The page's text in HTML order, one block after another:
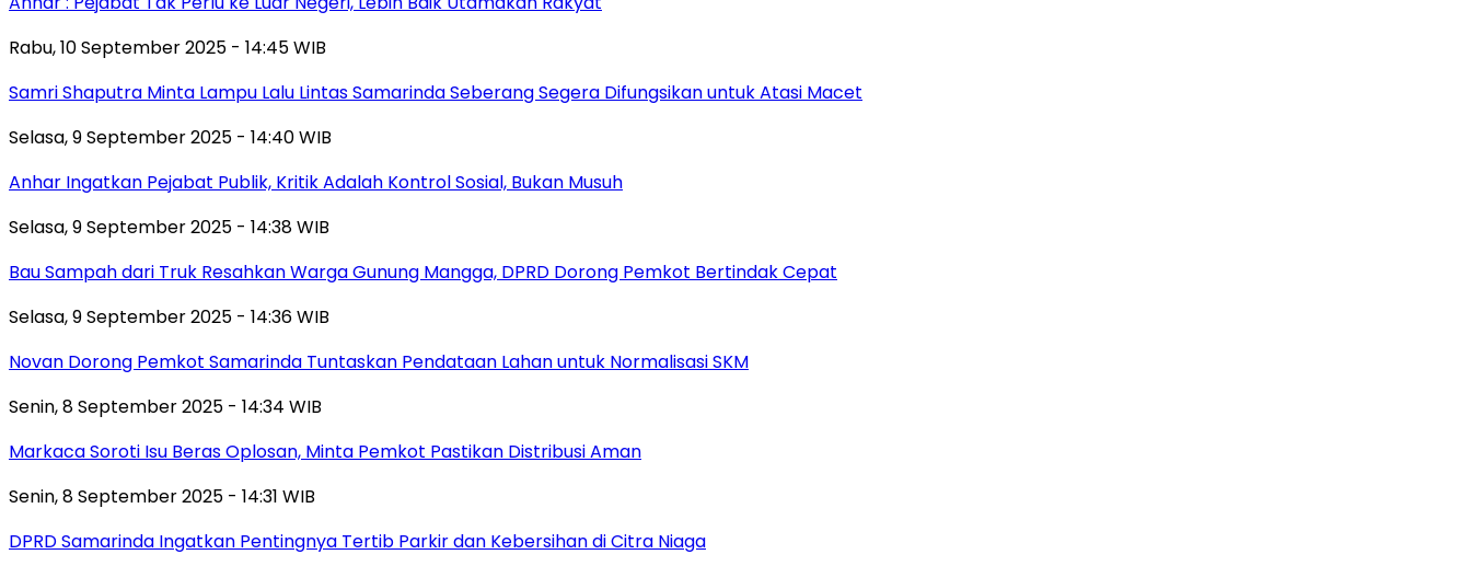
Rabu, 10 September 2025 - 14:45 WIB
Samri Shaputra Minta Lampu Lalu Lintas Samarinda Seberang Segera Difungsikan untuk Atasi Macet
Selasa, 9 September 2025 - 14:40 WIB
Anhar Ingatkan Pejabat Publik, Kritik Adalah Kontrol Sosial, Bukan Musuh
Selasa, 9 September 2025 - 14:38 WIB
Bau Sampah dari Truk Resahkan Warga Gunung Mangga, DPRD Dorong Pemkot Bertindak Cepat
Selasa, 9 September 2025 - 14:36 WIB
Novan Dorong Pemkot Samarinda Tuntaskan Pendataan Lahan untuk Normalisasi SKM
Senin, 8 September 2025 - 14:34 WIB
Markaca Soroti Isu Beras Oplosan, Minta Pemkot Pastikan Distribusi Aman
Senin, 8 September 2025 - 14:31 WIB
DPRD Samarinda Ingatkan Pentingnya Tertib Parkir dan Kebersihan di Citra Niaga